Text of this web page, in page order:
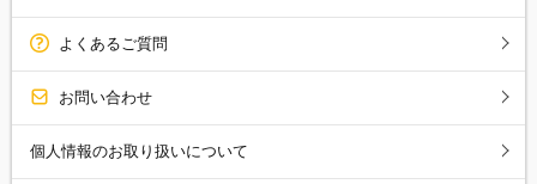
よくあるご質問
お問い合わせ
個人情報のお取り扱いについて